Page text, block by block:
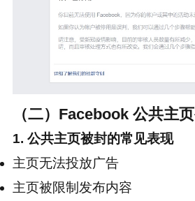
（二）Facebook 公共主
1. 公共主页被封的常见表现
主页无法投放广告
主页被限制发布内容